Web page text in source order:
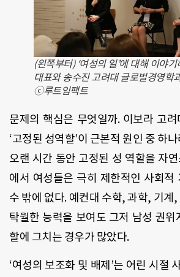
(왼쪽부터) ‘여성의 일’에 대해 이야
대표와 송수진 고려대 글로벌경영학
ⓒ루트임팩트
문제의 핵심은 무엇일까. 이보라 고
‘고정된 성역할’이 근본적 원인 중 하
오랜 시간 동안 고정된 성 역할을 자
에서 여성들은 극히 제한적인 사회적
수 밖에 없다. 예컨대 수학, 과학, 기계,
탁월한 능력을 보여도 그저 남성 권위
할에 그치는 경우가 많았다.
‘여성의 보조화 및 배제’는 어린 시절